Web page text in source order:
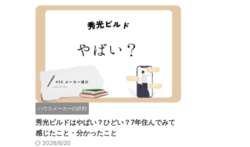
ハウスメーカーの評判
秀光ビルドはやばい？ひどい？7年住んでみて
感じたこと・分かったこと
2026/6/20